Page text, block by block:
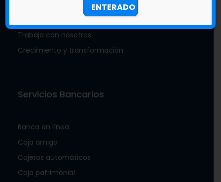
Trabaja con nosotros
Crecimiento y transformación
Servicios Bancarios
Banca en línea
Caja amiga
Cajeros automáticos
Caja patrimonial
ENTERADO